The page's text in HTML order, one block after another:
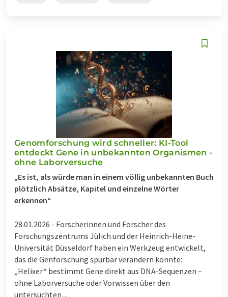
Genomforschung wird schneller: KI-Tool
entdeckt Gene in unbekannten Organismen -
ohne Laborversuche
„Es ist, als würde man in einem völlig unbekannten Buch
plötzlich Absätze, Kapitel und einzelne Wörter
erkennen“
28.01.2026 - Forscherinnen und Forscher des
Forschungszentrums Jülich und der Heinrich-Heine-
Universität Düsseldorf haben ein Werkzeug entwickelt,
das die Genforschung spürbar verändern könnte:
„Helixer“ bestimmt Gene direkt aus DNA-Sequenzen –
ohne Laborversuche oder Vorwissen über den
untersuchten ...